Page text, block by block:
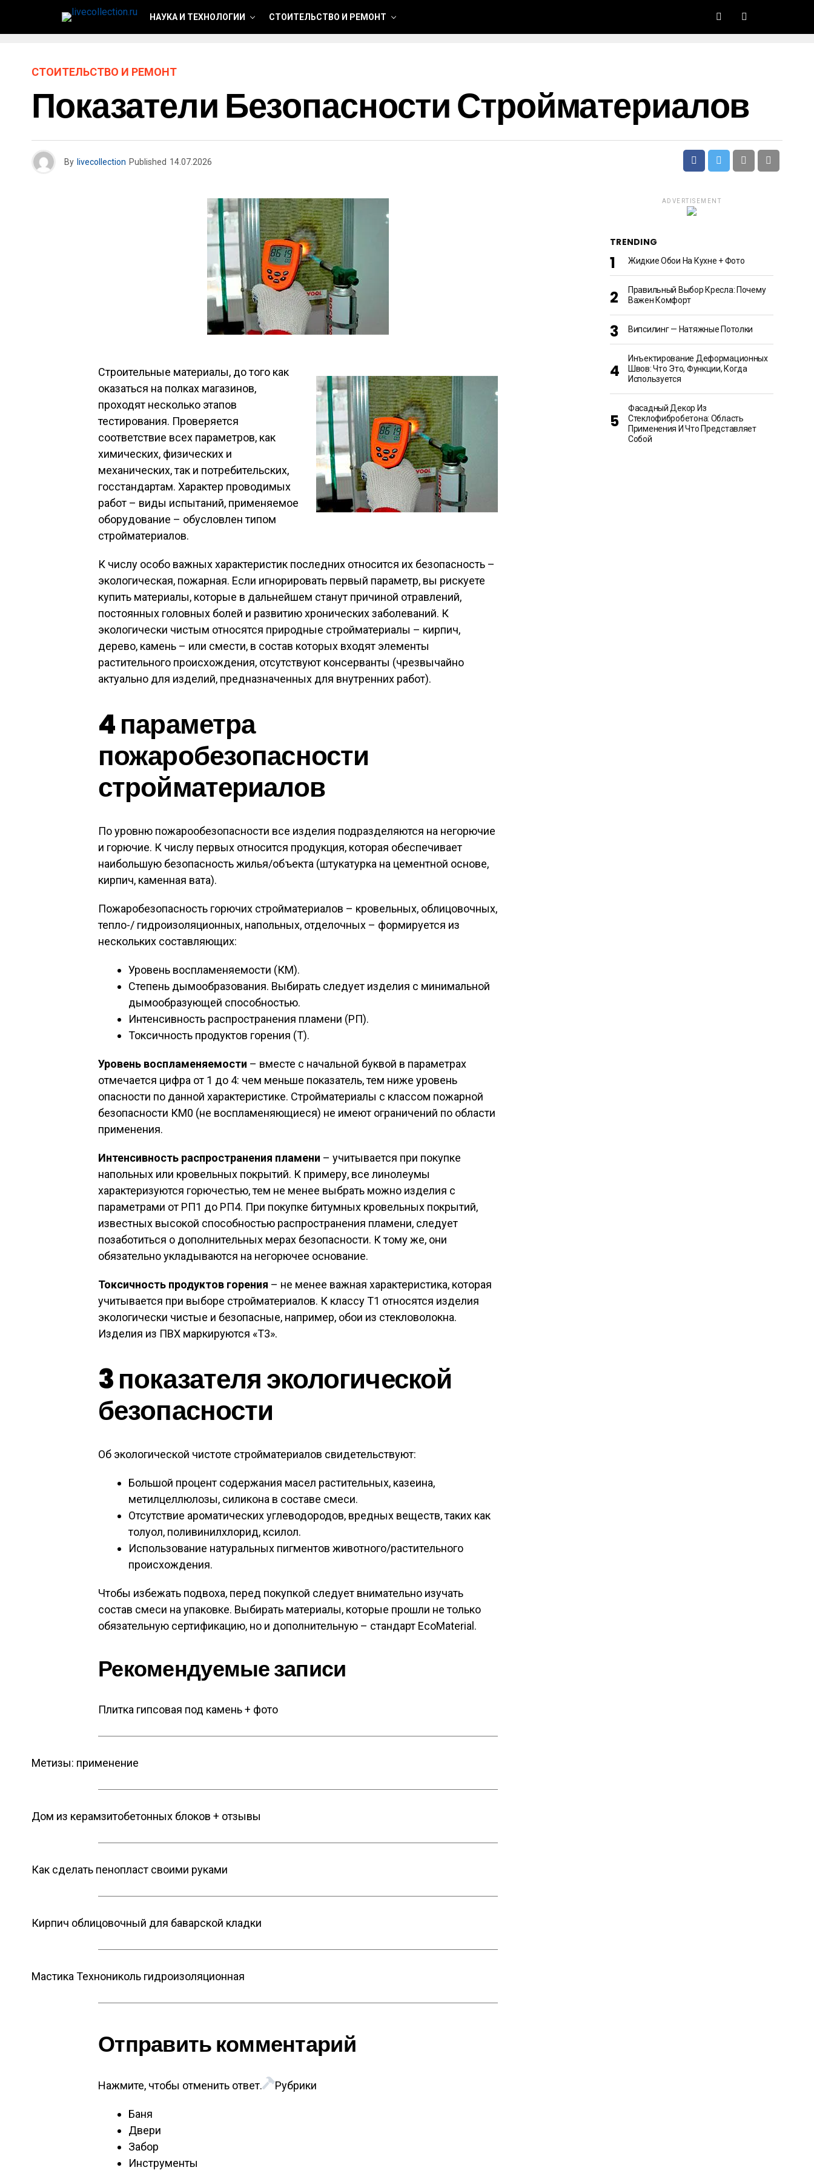
НАУКА И ТЕХНОЛОГИИ СТОИТЕЛЬСТВО И РЕМОНТ
СТОИТЕЛЬСТВО И РЕМОНТ
Показатели Безопасности Стройматериалов
By livecollection Published 14.07.2026
Строительные материалы, до того как
оказаться на полках магазинов,
проходят несколько этапов
тестирования. Проверяется
соответствие всех параметров, как
химических, физических и
механических, так и потребительских,
госстандартам. Характер проводимых
работ – виды испытаний, применяемое
оборудование – обусловлен типом
стройматериалов.
К числу особо важных характеристик последних относится их безопасность –
экологическая, пожарная. Если игнорировать первый параметр, вы рискуете
купить материалы, которые в дальнейшем станут причиной отравлений,
постоянных головных болей и развитию хронических заболеваний. К
экологически чистым относятся природные стройматериалы – кирпич,
дерево, камень – или смести, в состав которых входят элементы
растительного происхождения, отсутствуют консерванты (чрезвычайно
актуально для изделий, предназначенных для внутренних работ).
4 параметра
пожаробезопасности
стройматериалов
По уровню пожарообезопасности все изделия подразделяются на негорючие
и горючие. К числу первых относится продукция, которая обеспечивает
наибольшую безопасность жилья/объекта (штукатурка на цементной основе,
кирпич, каменная вата).
Пожаробезопасность горючих стройматериалов – кровельных, облицовочных,
тепло-/ гидроизоляционных, напольных, отделочных – формируется из
нескольких составляющих:
Уровень воспламеняемости (КМ).
Степень дымообразования. Выбирать следует изделия с минимальной
дымообразующей способностью.
Интенсивность распространения пламени (РП).
Токсичность продуктов горения (Т).
Уровень воспламеняемости – вместе с начальной буквой в параметрах
отмечается цифра от 1 до 4: чем меньше показатель, тем ниже уровень
опасности по данной характеристике. Стройматериалы с классом пожарной
безопасности КМ0 (не воспламеняющиеся) не имеют ограничений по области
применения.
Интенсивность распространения пламени – учитывается при покупке
напольных или кровельных покрытий. К примеру, все линолеумы
характеризуются горючестью, тем не менее выбрать можно изделия с
параметрами от РП1 до РП4. При покупке битумных кровельных покрытий,
известных высокой способностью распространения пламени, следует
позаботиться о дополнительных мерах безопасности. К тому же, они
обязательно укладываются на негорючее основание.
Токсичность продуктов горения – не менее важная характеристика, которая
учитывается при выборе стройматериалов. К классу Т1 относятся изделия
экологически чистые и безопасные, например, обои из стекловолокна.
Изделия из ПВХ маркируются «Т3».
3 показателя экологической
безопасности
Об экологической чистоте стройматериалов свидетельствуют:
Большой процент содержания масел растительных, казеина,
метилцеллюлозы, силикона в составе смеси.
Отсутствие ароматических углеводородов, вредных веществ, таких как
толуол, поливинилхлорид, ксилол.
Использование натуральных пигментов животного/растительного
происхождения.
Чтобы избежать подвоха, перед покупкой следует внимательно изучать
состав смеси на упаковке. Выбирать материалы, которые прошли не только
обязательную сертификацию, но и дополнительную – стандарт ЕсоMaterial.
Рекомендуемые записи
Плитка гипсовая под камень + фото
Метизы: применение
Дом из керамзитобетонных блоков + отзывы
Как сделать пенопласт своими руками
Кирпич облицовочный для баварской кладки
Мастика Технониколь гидроизоляционная
Отправить комментарий
Нажмите, чтобы отменить ответ. Рубрики
Баня
Двери
Забор
Инструменты
ADVERTISEMENT
TRENDING
Жидкие Обои На Кухне + Фото
Правильный Выбор Кресла: Почему
Важен Комфорт
Випсилинг — Натяжные Потолки
Инъектирование Деформационных
Швов: Что Это, Функции, Когда
Используется
Фасадный Декор Из
Стеклофибробетона: Область
Применения И Что Представляет
Собой